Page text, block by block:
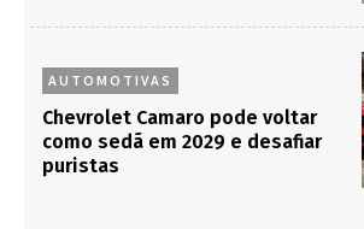
AUTOMOTIVAS
Chevrolet Camaro pode voltar
como sedã em 2029 e desafiar
puristas